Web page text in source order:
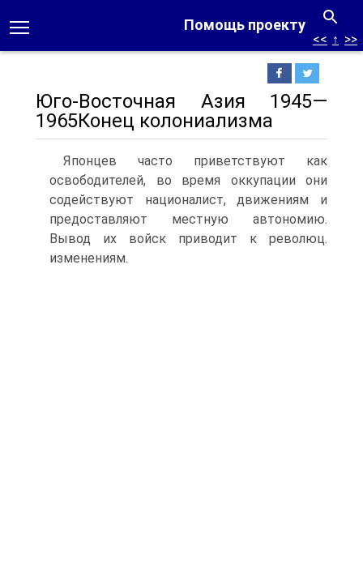
Помощь проекту
<< ↑ >>
Юго-Восточная Азия 1945—
1965Конец колониализма
Японцев часто приветствуют как
освободителей, во время оккупации они
содействуют националист, движениям и
предоставляют местную автономию.
Вывод их войск приводит к революц.
изменениям.